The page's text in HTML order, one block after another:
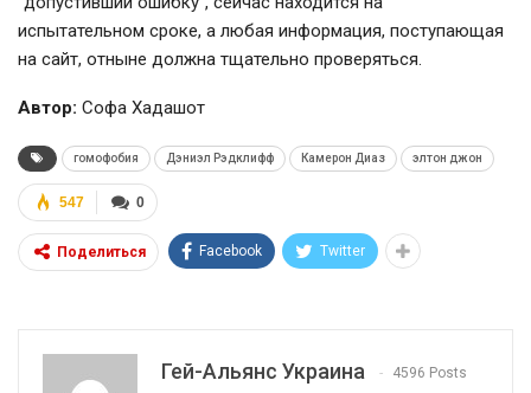
испытательном сроке, а любая информация, поступающая
на сайт, отныне должна тщательно проверяться.
Автор: Софа Хадашот
гомофобия Дэниэл Рэдклифф Камерон Диаз элтон джон
0
547
Поделиться Facebook Twitter
Гей-Альянс Украина 4596 Posts